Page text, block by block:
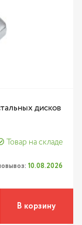
дисков
Товар на складе
10.08.2026
В корзину